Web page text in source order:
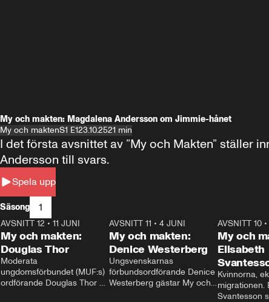
My och makten: Magdalena Andersson om Jimmie-hånet
My och maktenS1 E123.10.2521 min
Spela upp
I det första avsnittet av ”My och Makten” ställer
Andersson till svars.
Säsong 1
26:27
AVSNITT 12 • 11 JUNI
My och makten:
Douglas Thor
Moderata
ungdomsförbundet (MUF:s)
ordförande Douglas Thor
23:40
AVSNITT 11 •4 JUNI
My och makten:
Denice Westerberg
Ungsvenskarnas
förbundsordförande Denice
Westerberg gästar My och
AVSNITT 10
My och
Elisabeth
Kvinnorna,
migrationen.
Svantesson